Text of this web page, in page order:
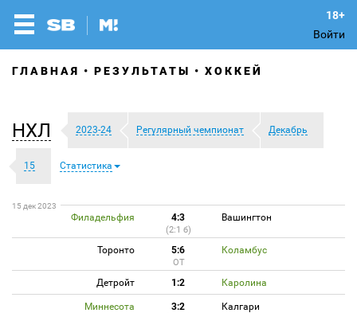
Войти
ГЛАВНАЯ РЕЗУЛЬТАТЫ ХОККЕЙ
НХЛ 2023-24 Регулярный чемпионат Декабрь
15 Статистика
15 дек 2023
Филадельфия 4:3 Вашингтон
(2:1 б)
Торонто 5:6 Коламбус
ОТ
Детройт 1:2 Каролина
Миннесота 3:2 Калгари